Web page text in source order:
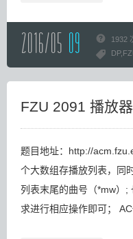
2016/05 09 1932
DP
FZU 2091 播放器
题目地址：http://
个大数组存播放列表，同
列表末尾的曲号（*mw）;
求进行相应操作即可；